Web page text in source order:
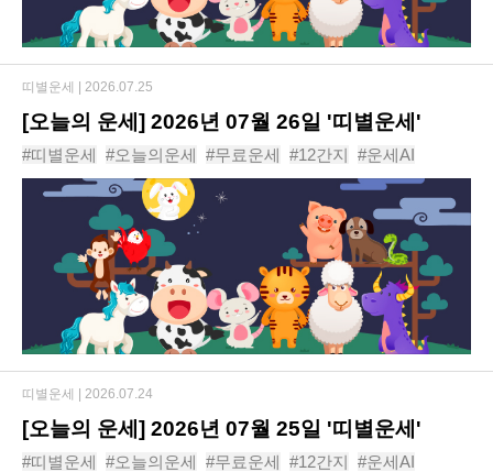
[오늘의 운세] 2026년 07월 26일 '띠별운세'
#띠별운세 #오늘의운세 #무료운세 #12간지 #운세AI
#동물운세 #운세 #신년운세 #사주 #년도운세
띠별운세 | 2026.07.25
[오늘의 운세] 2026년 07월 25일 '띠별운세'
#띠별운세 #오늘의운세 #무료운세 #12간지 #운세AI
띠별운세 | 2026.07.24